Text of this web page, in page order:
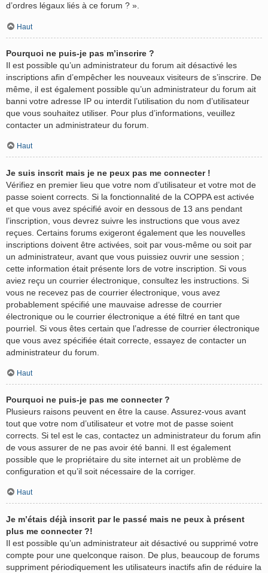
d’ordres légaux liés à ce forum ? ».
Haut
Pourquoi ne puis-je pas m’inscrire ?
Il est possible qu’un administrateur du forum ait désactivé les
inscriptions afin d’empêcher les nouveaux visiteurs de s’inscrire. De
même, il est également possible qu’un administrateur du forum ait
banni votre adresse IP ou interdit l’utilisation du nom d’utilisateur
que vous souhaitez utiliser. Pour plus d’informations, veuillez
contacter un administrateur du forum.
Haut
Je suis inscrit mais je ne peux pas me connecter !
Vérifiez en premier lieu que votre nom d’utilisateur et votre mot de
passe soient corrects. Si la fonctionnalité de la COPPA est activée
et que vous avez spécifié avoir en dessous de 13 ans pendant
l’inscription, vous devrez suivre les instructions que vous avez
reçues. Certains forums exigeront également que les nouvelles
inscriptions doivent être activées, soit par vous-même ou soit par
un administrateur, avant que vous puissiez ouvrir une session ;
cette information était présente lors de votre inscription. Si vous
aviez reçu un courrier électronique, consultez les instructions. Si
vous ne recevez pas de courrier électronique, vous avez
probablement spécifié une mauvaise adresse de courrier
électronique ou le courrier électronique a été filtré en tant que
pourriel. Si vous êtes certain que l’adresse de courrier électronique
que vous avez spécifiée était correcte, essayez de contacter un
administrateur du forum.
Haut
Pourquoi ne puis-je pas me connecter ?
Plusieurs raisons peuvent en être la cause. Assurez-vous avant
tout que votre nom d’utilisateur et votre mot de passe soient
corrects. Si tel est le cas, contactez un administrateur du forum afin
de vous assurer de ne pas avoir été banni. Il est également
possible que le propriétaire du site internet ait un problème de
configuration et qu’il soit nécessaire de la corriger.
Haut
Je m’étais déjà inscrit par le passé mais ne peux à présent
plus me connecter ?!
Il est possible qu’un administrateur ait désactivé ou supprimé votre
compte pour une quelconque raison. De plus, beaucoup de forums
suppriment périodiquement les utilisateurs inactifs afin de réduire la